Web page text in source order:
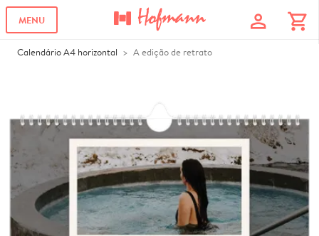
MENU profile shopping_cart
Calendário A4 horizontal A edição de retrato